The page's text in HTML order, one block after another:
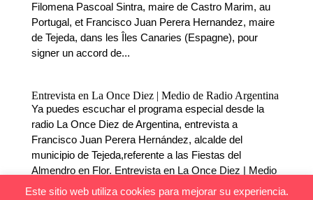
Filomena Pascoal Sintra, maire de Castro Marim, au
Portugal, et Francisco Juan Perera Hernandez, maire
de Tejeda, dans les Îles Canaries (Espagne), pour
signer un accord de...
Entrevista en La Once Diez | Medio de Radio Argentina
Ya puedes escuchar el programa especial desde la
radio La Once Diez de Argentina, entrevista a
Francisco Juan Perera Hernández, alcalde del
municipio de Tejeda,referente a las Fiestas del
Almendro en Flor. Entrevista en La Once Diez | Medio
de Radio Argentina...
Este sitio web utiliza cookies para mejorar su experiencia.